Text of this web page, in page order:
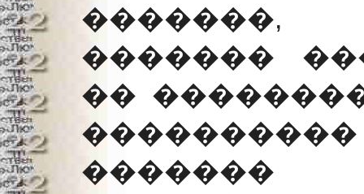
�������,
�������
��
�������